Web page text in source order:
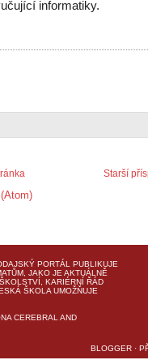
informatiky.
Starší
PORTÁL PUBLIKUJE
JAKO JE AKTUÁLNĚ
KARIÉRNÍ ŘÁD
ŠKOLA UMOŽŇUJE
CEREBRAL AND
BLOGGER ·